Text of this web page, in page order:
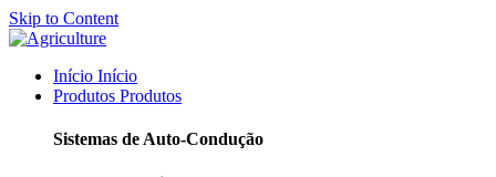
Skip to Content
Início Início
Produtos Produtos
Sistemas de Auto-Condução